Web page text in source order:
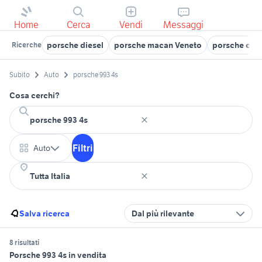
Home Cerca Vendi Messaggi
Ricerche porsche diesel porsche macan Veneto porsche
Subito Auto porsche 993 4s
Cosa cerchi?
Auto Filtri
Salva ricerca Dal più rilevante
8 risultati
Porsche 993 4s in vendita